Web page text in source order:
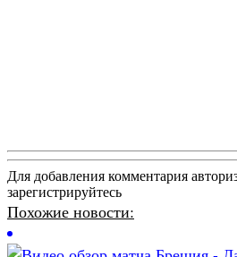
Для добавления комментария
зарегистрируйтесь
Похожие новости: